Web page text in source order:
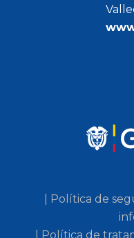
| Política de
| Política de